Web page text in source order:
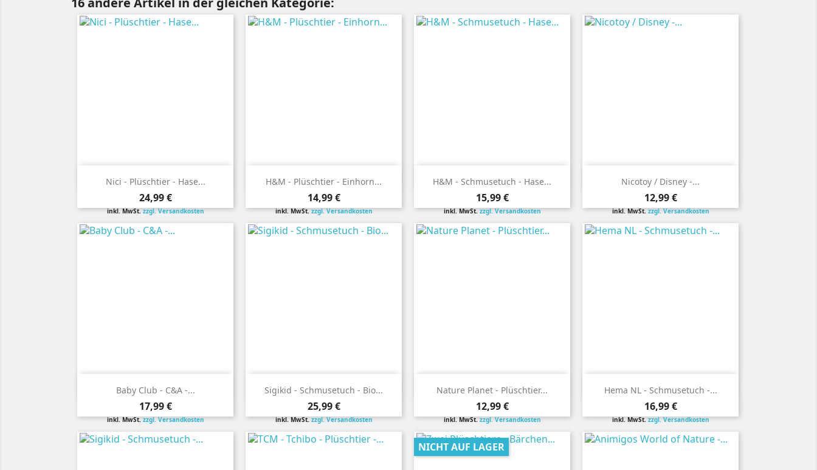
Nici - Plüschtier - Hase...
Preis
24,99 €
inkl. MwSt.zzgl. Versandkosten
 Vorschau H&M - Plüschtier - Einhorn...
Preis
14,99 €
inkl. MwSt.zzgl. Versandkosten
 Vorschau H&M - Schmusetuch - Hase...
Preis
15,99 €
inkl. MwSt.zzgl. Versandkosten
 Vorschau Nicotoy / Disney -...
Preis
12,99 €
inkl. MwSt.zzgl. Versandkosten
 Vorschau
Baby Club - C&A -...
Preis
17,99 €
inkl. MwSt.zzgl. Versandkosten
 Vorschau Sigikid - Schmusetuch - Bio...
Preis
25,99 €
inkl. MwSt.zzgl. Versandkosten
 Vorschau Nature Planet - Plüschtier...
Preis
12,99 €
inkl. MwSt.zzgl. Versandkosten
 Vorschau Hema NL - Schmusetuch -...
Preis
16,99 €
inkl. MwSt.zzgl. Versandkosten
 Vorschau
NICHT AUF LAGER